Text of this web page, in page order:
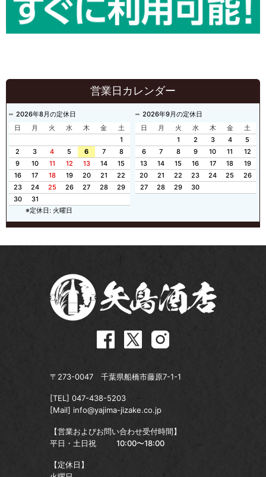
営業日カレンダー
2026年8月の定休日
日
月 火 水 木 金
土
1
2
3 4 5 6 7
8
9
10 11 12 13 14
15
16
17 18 19 20 21
22
23
24 25 26 27 28
29
30
31
2026年9月の定休日
日
月 火 水 木 金
土
1
2 3 4
5
6
7 8 9 10 11
12
13
14 15 16 17 18
19
20
21 22 23 24 25
26
27
28 29 30
※定休日: 火曜日
〒273-0047 千葉県船橋市藤原7-1-1
[TEL] 047-438-5203
[Mail] info@yajima-jizake.co.jp
【営業およびお問い合わせ受付時間】
平日・土日祝
10:00〜18:00
【定休日】